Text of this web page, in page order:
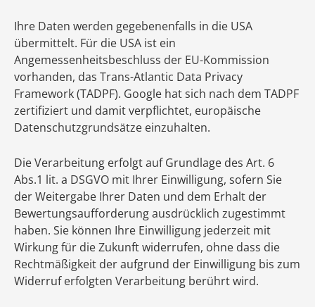
Ihre Daten werden gegebenenfalls in die USA
übermittelt. Für die USA ist ein
Angemessenheitsbeschluss der EU-Kommission
vorhanden, das Trans-Atlantic Data Privacy
Framework (TADPF). Google hat sich nach dem TADPF
zertifiziert und damit verpflichtet, europäische
Datenschutzgrundsätze einzuhalten.
Die Verarbeitung erfolgt auf Grundlage des Art. 6
Abs.1 lit. a DSGVO mit Ihrer Einwilligung, sofern Sie
der Weitergabe Ihrer Daten und dem Erhalt der
Bewertungsaufforderung ausdrücklich zugestimmt
haben. Sie können Ihre Einwilligung jederzeit mit
Wirkung für die Zukunft widerrufen, ohne dass die
Rechtmäßigkeit der aufgrund der Einwilligung bis zum
Widerruf erfolgten Verarbeitung berührt wird.